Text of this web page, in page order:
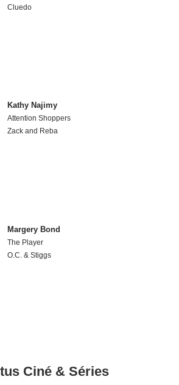
Cluedo
Kathy Najimy
Attention Shoppers
Zack and Reba
Margery Bond
The Player
O.C. & Stiggs
Ciné & Séries